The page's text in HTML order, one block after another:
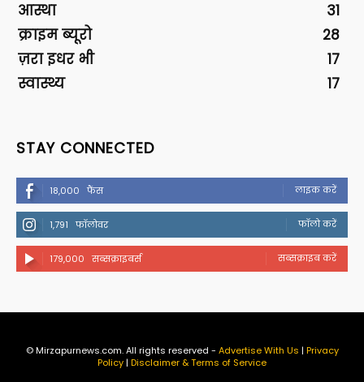
आस्था
31
क्राइम ब्यूरो
28
ज़रा इधर भी
17
स्वास्थ्य
17
STAY CONNECTED
18,000 फैंस लाइक करें
1,791 फॉलोवर फॉलो करें
179,000 सब्सक्राइबर्स सब्सक्राइब करें
© Mirzapurnews.com. All rights reserved - Advertise With Us | Privacy
Policy| Disclaimer & Terms of Service